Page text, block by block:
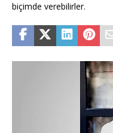
biçimde verebilirler.